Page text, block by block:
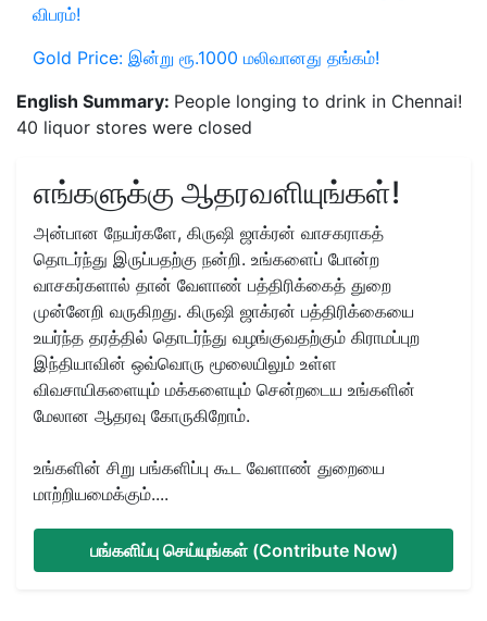
விபரம்!
Gold Price: இன்று ரூ.1000 மலிவானது தங்கம்!
English Summary: People longing to drink in Chennai!
40 liquor stores were closed
எங்களுக்கு ஆதரவளியுங்கள்!
அன்பான நேயர்களே, கிருஷி ஜாக்ரன் வாசகராகத்
தொடர்ந்து இருப்பதற்கு நன்றி. உங்களைப் போன்ற
வாசகர்களால் தான் வேளாண் பத்திரிக்கைத் துறை
முன்னேறி வருகிறது. கிருஷி ஜாக்ரன் பத்திரிக்கையை
உயர்ந்த தரத்தில் தொடர்ந்து வழங்குவதற்கும் கிராமப்புற
இந்தியாவின் ஒவ்வொரு மூலையிலும் உள்ள
விவசாயிகளையும் மக்களையும் சென்றடைய உங்களின்
மேலான ஆதரவு கோருகிறோம்.
உங்களின் சிறு பங்களிப்பு கூட வேளாண் துறையை
மாற்றியமைக்கும்....
பங்களிப்பு செய்யுங்கள் (Contribute Now)